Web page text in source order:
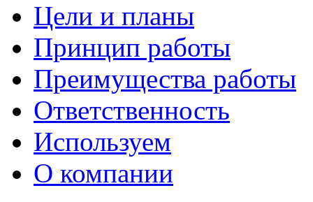
Цели и планы
Принцип работы
Преимущества работы
Ответственность
Используем
О компании